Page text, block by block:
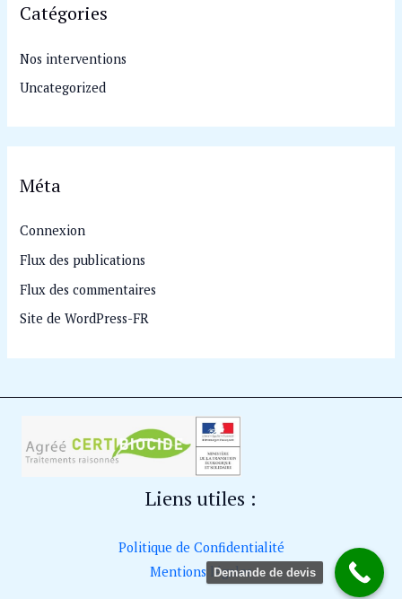
Catégories
Nos interventions
Uncategorized
Méta
Connexion
Flux des publications
Flux des commentaires
Site de WordPress-FR
Liens utiles :
Politique de Confidentialité
Mentions légalesDemande de devis